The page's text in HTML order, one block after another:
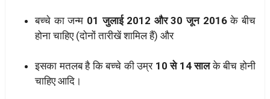
बच्चे का जन्म 01 जुलाई 2012 और 30 जून 2016के बीच
होना चाहिए (दोनों तारीखें शामिल हैं) और
इसका मतलब है कि बच्चे की उम्र 10 से 14 सालके बीच होनी
चाहिए आदि।